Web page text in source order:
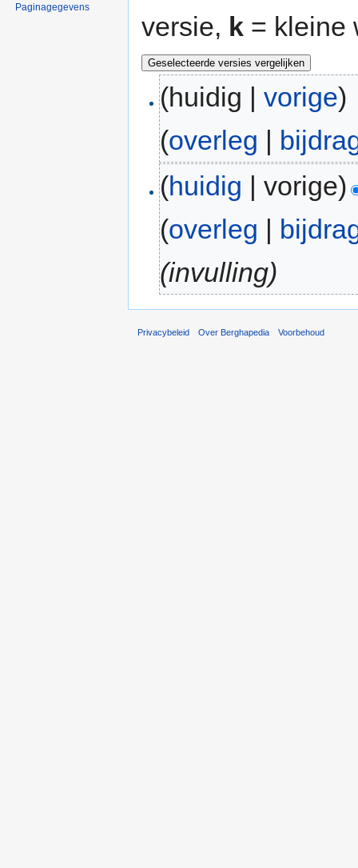
versie, k = kleine
(huidig |vorige)
(overleg |
(huidig | vorige)
(overleg
(invulling)
Paginagegevens
Privacybeleid Over Berghapedia Voorbehoud